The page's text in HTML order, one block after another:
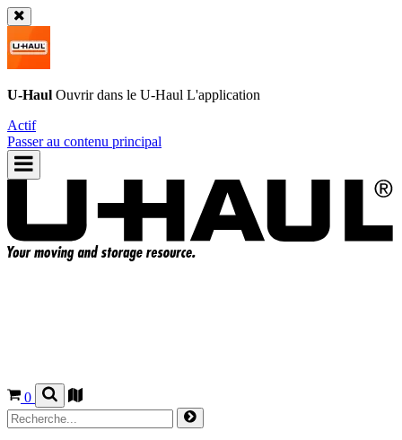
U-Haul Ouvrir dans le U-Haul L'application
Actif
Passer au contenu principal
0